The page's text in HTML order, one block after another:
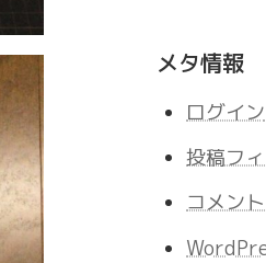
メタ情報
ログイン
投稿フ
コメン